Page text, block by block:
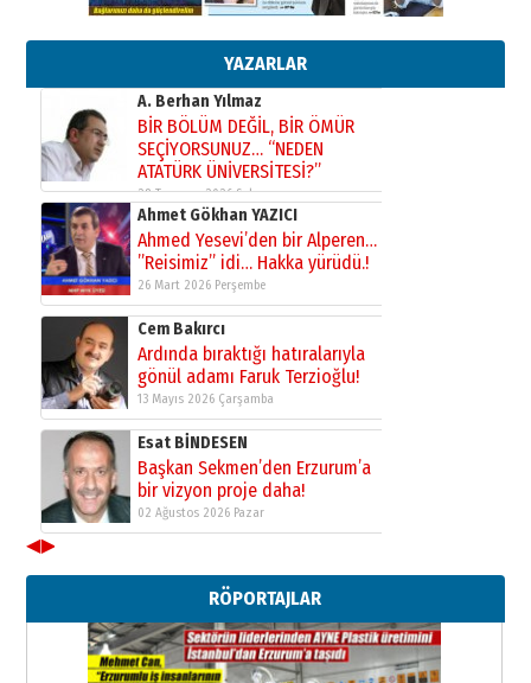
YAZARLAR
Bir fotoğraf, bir şehir, bir
gazeteci… Dizginler kimin
A. Berhan Yılmaz
BİR BÖLÜM DEĞİL, BİR ÖMÜR
SEÇİYORSUNUZ… “NEDEN
ATATÜRK ÜNİVERSİTESİ?”
28 Temmuz 2026 Salı
Ahmet Gökhan YAZICI
Ahmed Yesevi’den bir Alperen…
”Reisimiz” idi… Hakka yürüdü.!
26 Mart 2026 Perşembe
Cem Bakırcı
Ardında bıraktığı hatıralarıyla
gönül adamı Faruk Terzioğlu!
13 Mayıs 2026 Çarşamba
Esat BİNDESEN
Başkan Sekmen’den Erzurum’a
bir vizyon proje daha!
02 Ağustos 2026 Pazar
Erzurumspor’un köşe taşları
29 Haziran 2026 Pazartesi
Kenan GÜLERCİ
◀▶
RÖPORTAJLAR